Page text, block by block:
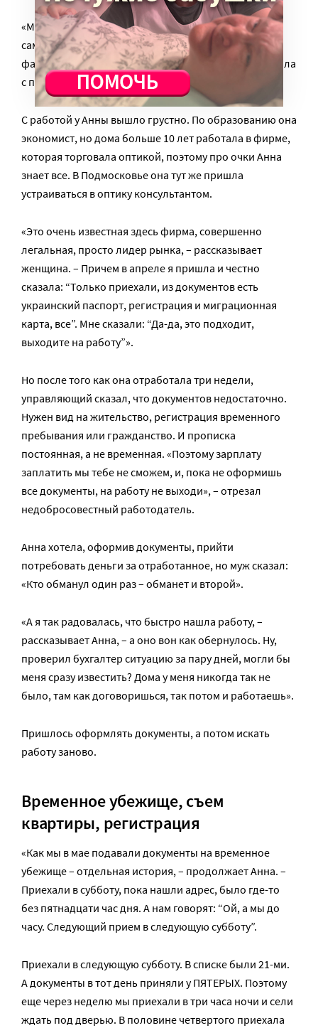
«Мы, конечно, понимали, что жилье надо искать
самим, но получилось так, что нас поставили перед
фактом в самый неподходящий момент: я как раз ушла
с первой работы», – рассказывает Анна.
С работой у Анны вышло грустно. По образованию она
экономист, но дома больше 10 лет работала в фирме,
которая торговала оптикой, поэтому про очки Анна
знает все. В Подмосковье она тут же пришла
устраиваться в оптику консультантом.
«Это очень известная здесь фирма, совершенно
легальная, просто лидер рынка, – рассказывает
женщина. – Причем в апреле я пришла и честно
сказала: “Только приехали, из документов есть
украинский паспорт, регистрация и миграционная
карта, все”. Мне сказали: “Да-да, это подходит,
выходите на работу”».
Но после того как она отработала три недели,
управляющий сказал, что документов недостаточно.
Нужен вид на жительство, регистрация временного
пребывания или гражданство. И прописка
постоянная, а не временная. «Поэтому зарплату
заплатить мы тебе не сможем, и, пока не оформишь
все документы, на работу не выходи», – отрезал
недобросовестный работодатель.
Анна хотела, оформив документы, прийти
потребовать деньги за отработанное, но муж сказал:
«Кто обманул один раз – обманет и второй».
«А я так радовалась, что быстро нашла работу, –
рассказывает Анна, – а оно вон как обернулось. Ну,
проверил бухгалтер ситуацию за пару дней, могли бы
меня сразу известить? Дома у меня никогда так не
было, там как договоришься, так потом и работаешь».
Пришлось оформлять документы, а потом искать
работу заново.
Временное убежище, съем
квартиры, регистрация
«Как мы в мае подавали документы на временное
убежище – отдельная история, – продолжает Анна. –
Приехали в субботу, пока нашли адрес, было где-то
без пятнадцати час дня. А нам говорят: “Ой, а мы до
часу. Следующий прием в следующую субботу”.
Приехали в следующую субботу. В списке были 21-ми.
А документы в тот день приняли у ПЯТЕРЫХ. Поэтому
еще через неделю мы приехали в три часа ночи и сели
ждать под дверью. В половине четвертого приехала